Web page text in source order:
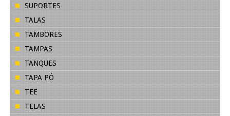
SUPORTES
TALAS
TAMBORES
TAMPAS
TANQUES
TAPA PÓ
TEE
TELAS